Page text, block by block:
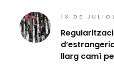
13 DE
llarg camí